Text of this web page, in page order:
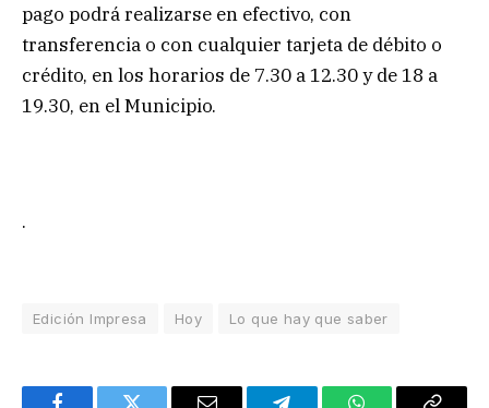
pago podrá realizarse en efectivo, con
transferencia o con cualquier tarjeta de débito o
crédito, en los horarios de 7.30 a 12.30 y de 18 a
19.30, en el Municipio.
.
Edición Impresa Hoy Lo que hay que saber